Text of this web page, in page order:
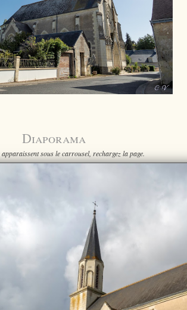
Diaporama
apparaissent sous le carrousel, rechargez la page.